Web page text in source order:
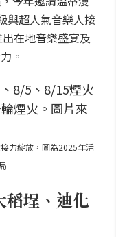
與超人氣音樂人接
在地音樂盛宴及
。
力綻放，圖為2025年活
稻埕、迪化